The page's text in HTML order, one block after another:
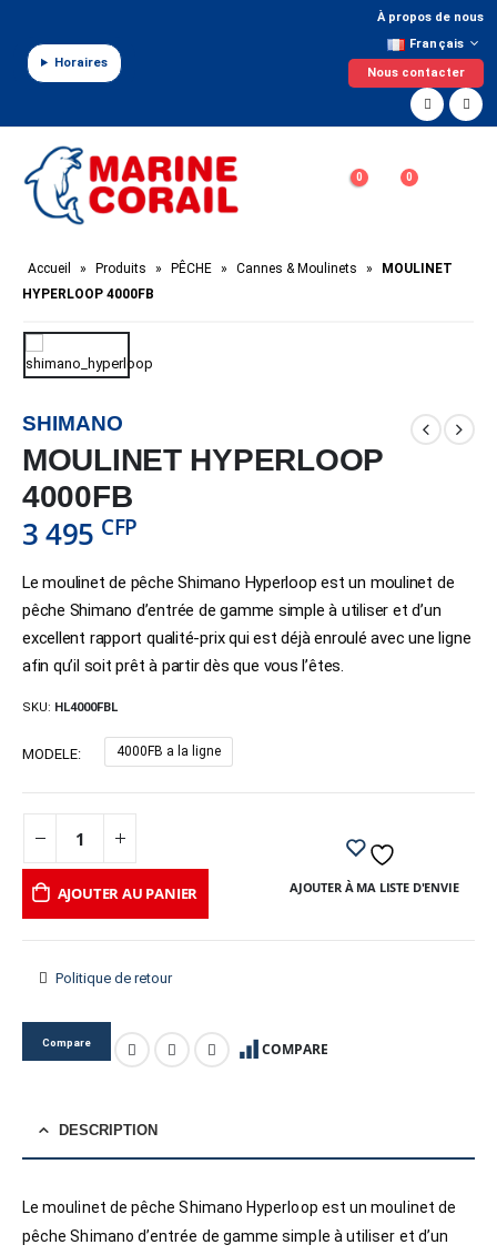
Horaires
À propos de nous
Français
Nous contacter
0 0
Accueil » Produits » PÊCHE » Cannes & Moulinets »
MOULINET
HYPERLOOP 4000FB
SHIMANO
MOULINET HYPERLOOP
4000FB
3 495 CFP
Le moulinet de pêche Shimano Hyperloop est un moulinet de
pêche Shimano d’entrée de gamme simple à utiliser et d’un
excellent rapport qualité-prix qui est déjà enroulé avec une ligne
afin qu’il soit prêt à partir dès que vous l’êtes.
SKU: HL4000FBL
MODELE 4000FB a la ligne
AJOUTER AU PANIER AJOUTER À MA LISTE D'ENVIE
Politique de retour
Compare COMPARE
DESCRIPTION
Le moulinet de pêche Shimano Hyperloop est un moulinet de
pêche Shimano d’entrée de gamme simple à utiliser et d’un